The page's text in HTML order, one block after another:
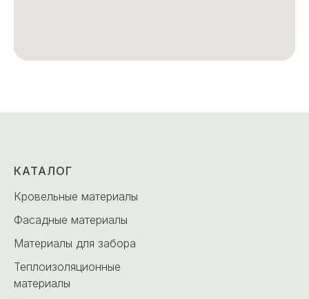
КАТАЛОГ
Кровельные материалы
Фасадные материалы
Материалы для забора
Теплоизоляционные
материалы